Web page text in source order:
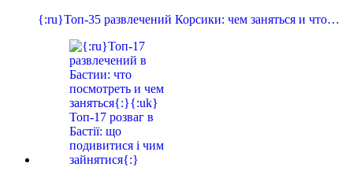
{:ru}Топ-35 развлечений Корсики: чем заняться и что…